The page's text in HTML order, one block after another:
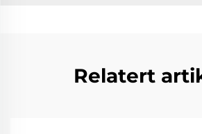
Relatert